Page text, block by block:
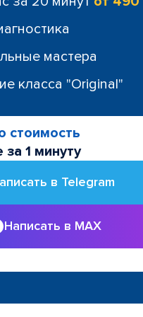
мастера
класса "Original"
стоимость
1 минуту
в Telegram
Написать в MAX